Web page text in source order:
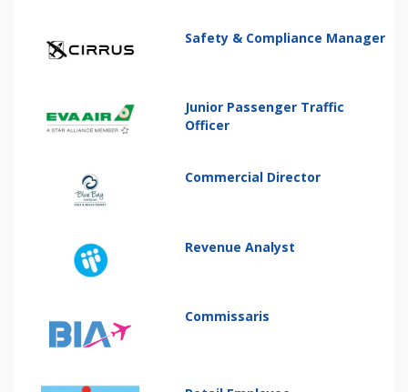
Safety & Compliance Manager
Junior Passenger Traffic
Officer
Commercial Director
Revenue Analyst
Commissaris